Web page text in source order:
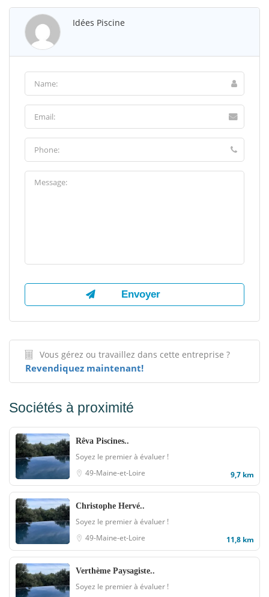
Idées Piscine
Vous gérez ou travaillez dans cette entreprise ?
Revendiquez maintenant!
Sociétés à proximité
Rêva Piscines..
Soyez le premier à évaluer !
49-Maine-et-Loire
9,7 km
Christophe Hervé..
Soyez le premier à évaluer !
49-Maine-et-Loire
11,8 km
Verthème Paysagiste..
Soyez le premier à évaluer !